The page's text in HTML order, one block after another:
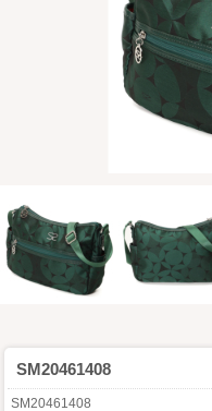
SM20461408
SM20461408